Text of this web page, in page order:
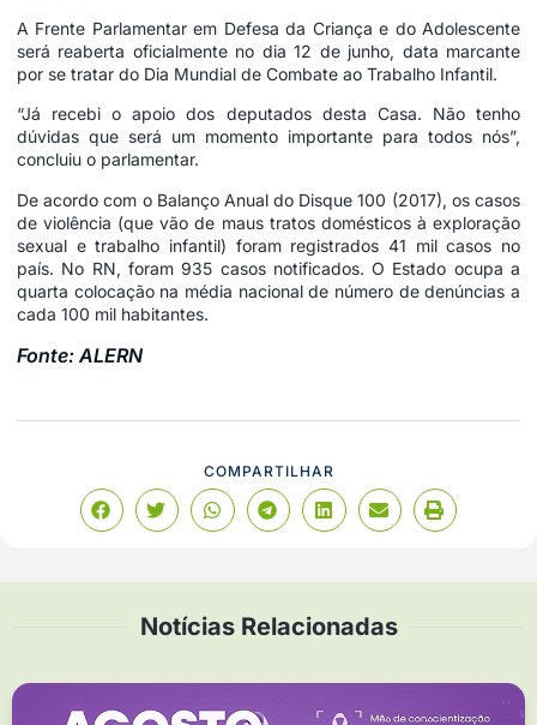
A Frente Parlamentar em Defesa da Criança e do Adolescente
será reaberta oficialmente no dia 12 de junho, data marcante
por se tratar do Dia Mundial de Combate ao Trabalho Infantil.
“Já recebi o apoio dos deputados desta Casa. Não tenho
dúvidas que será um momento importante para todos nós”,
concluiu o parlamentar.
De acordo com o Balanço Anual do Disque 100 (2017), os casos
de violência (que vão de maus tratos domésticos à exploração
sexual e trabalho infantil) foram registrados 41 mil casos no
país. No RN, foram 935 casos notificados. O Estado ocupa a
quarta colocação na média nacional de número de denúncias a
cada 100 mil habitantes.
Fonte: ALERN
COMPARTILHAR
Notícias Relacionadas